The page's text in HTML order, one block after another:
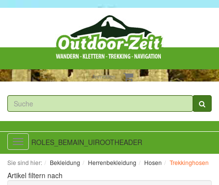
Anmelden
Toggle
navigation
ROLES_BEMAIN_UIROOTHEADER
Sie sind hier: Bekleidung Herrenbekleidung Hosen Trekkinghosen
Artikel filtern nach